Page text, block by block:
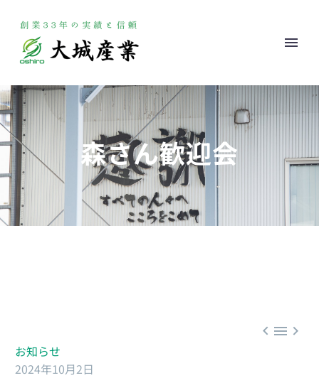
森さん歓迎会
  
お知らせ
2024年10月2日